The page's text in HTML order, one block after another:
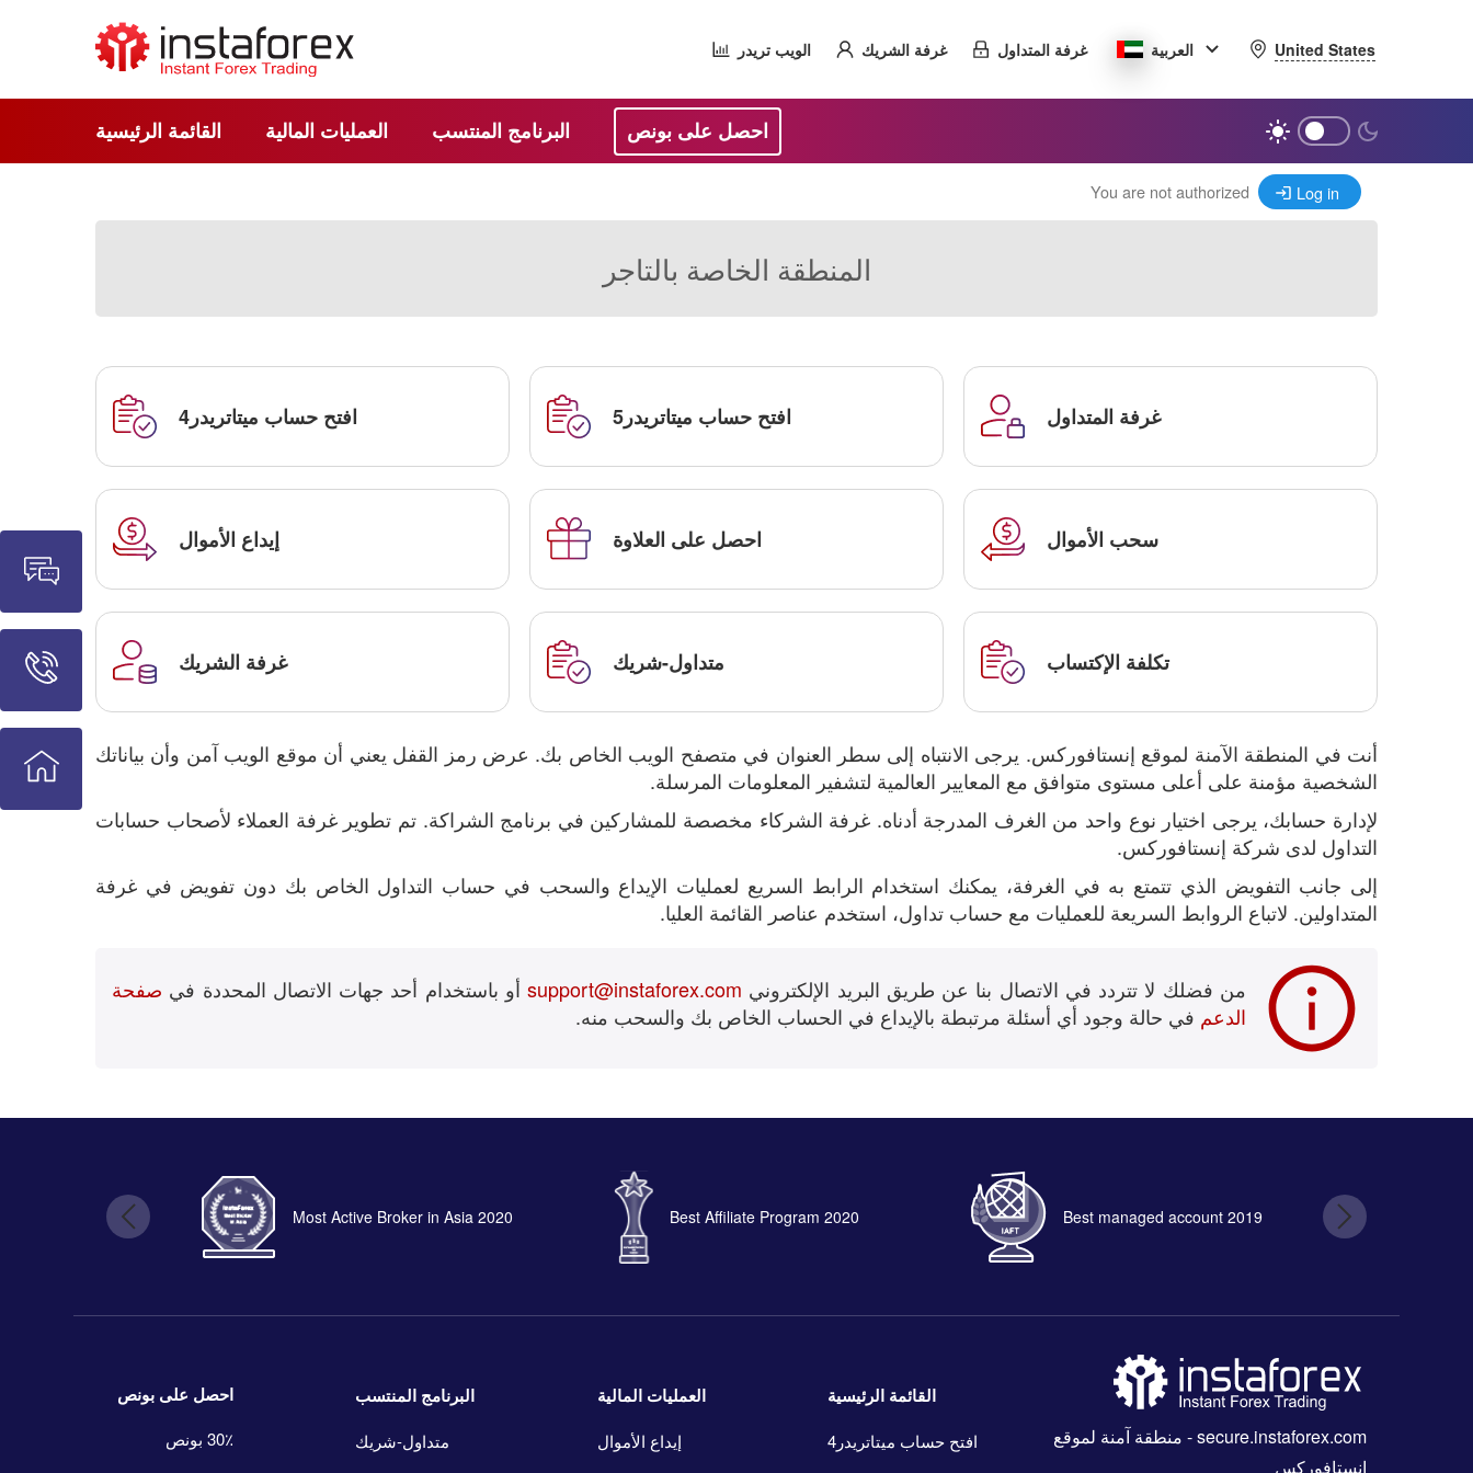
الويب تريدر غرفة الشريك غرفة المتداول العربية United States
القائمة الرئيسية العمليات المالية البرنامج المنتسب احصل على بونص
You are not authorized Log in
المنطقة الخاصة بالتاجر
افتح حساب ميتاتريدر4 افتح حساب ميتاتريدر5 غرفة المتداول
إيداع الأموال احصل على العلاوة سحب الأموال
غرفة الشريك متداول-شريك تكلفة الإكتساب
أنت في المنطقة الآمنة لموقع إنستافوركس. يرجى الانتباه إلى سطر العنوان في متصفح الويب الخاص بك. عرض رمز القفل يعني أن موقع الويب آمن وأن بياناتك
الشخصية مؤمنة على أعلى مستوى متوافق مع المعايير العالمية لتشفير المعلومات المرسلة.
لإدارة حسابك، يرجى اختيار نوع واحد من الغرف المدرجة أدناه. غرفة الشركاء مخصصة للمشاركين في برنامج الشراكة. تم تطوير غرفة العملاء لأصحاب حسابات
التداول لدى شركة إنستافوركس.
إلى جانب التفويض الذي تتمتع به في الغرفة، يمكنك استخدام الرابط السريع لعمليات الإيداع والسحب في حساب التداول الخاص بك دون تفويض في غرفة
المتداولين. لاتباع الروابط السريعة للعمليات مع حساب تداول، استخدم عناصر القائمة العليا.
من فضلك لا تتردد في الاتصال بنا عن طريق البريد الإلكتروني support@instaforex.comأو باستخدام أحد جهات الاتصال المحددة في صفحة
الدعم في حالة وجود أي أسئلة مرتبطة بالإيداع في الحساب الخاص بك والسحب منه.
Most Active Broker in Asia 2020 Best Affiliate Program 2020 Best managed account 2019
secure.instaforex.com- منطقة آمنة لموقع
إنستافوركس
القائمة الرئيسية
افتح حساب ميتاتريدر4
العمليات المالية
إيداع الأموال
البرنامج المنتسب
متداول-شريك
احصل على بونص
30٪ بونص